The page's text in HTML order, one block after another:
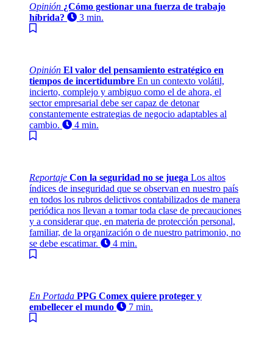
Opinión ¿Cómo gestionar una fuerza de trabajo
híbrida?
3 min.
Opinión El valor del pensamiento estratégico en
tiempos de incertidumbre En un contexto volátil,
incierto, complejo y ambiguo como el de ahora, el
sector empresarial debe ser capaz de detonar
constantemente estrategias de negocio adaptables al
cambio.
4 min.
Reportaje Con la seguridad no se juega Los altos
índices de inseguridad que se observan en nuestro país
en todos los rubros delictivos contabilizados de manera
periódica nos llevan a tomar toda clase de precauciones
y a considerar que, en materia de protección personal,
familiar, de la organización o de nuestro patrimonio, no
se debe escatimar.
4 min.
En Portada PPG Comex quiere proteger y
embellecer el mundo
7 min.